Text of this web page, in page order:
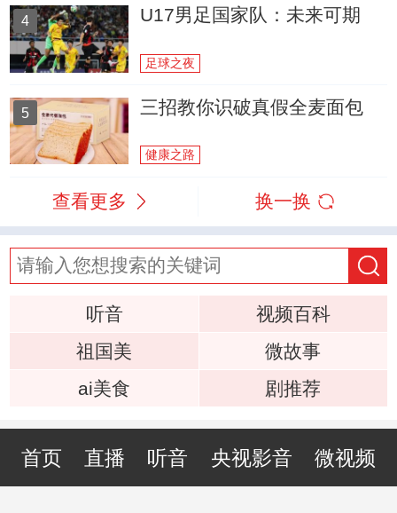
4 U17男足国家队：未来可期
足球之夜
5 三招教你识破真假全麦面包
健康之路
查看更多 换一换
听音
视频百科
祖国美
微故事
ai美食
剧推荐
首页 直播 听音 央视影音 微视频